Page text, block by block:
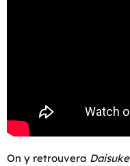
On y retrouvera